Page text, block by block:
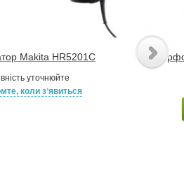
Makita HR5201C
уточнюйте
коли зʼявиться